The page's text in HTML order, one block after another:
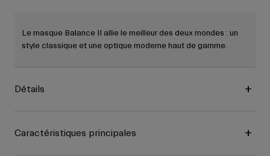
Le masque Balance II allie le meilleur des deux mondes : un
style classique et une optique moderne haut de gamme.
Détails
Caractéristiques principales